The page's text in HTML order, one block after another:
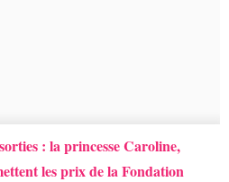
: la princesse Caroline,
les prix de la Fondation